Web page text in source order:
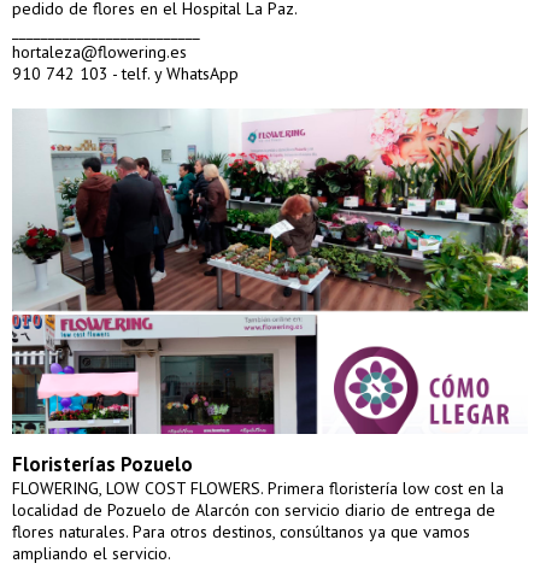
pedido de flores en el Hospital La Paz.
hortaleza@flowering.es
910 742 103 - telf. y WhatsApp
Floristerías Pozuelo
FLOWERING, LOW COST FLOWERS. Primera floristería low cost en la
localidad de Pozuelo de Alarcón con servicio diario de entrega de
flores naturales. Para otros destinos, consúltanos ya que vamos
ampliando el servicio.